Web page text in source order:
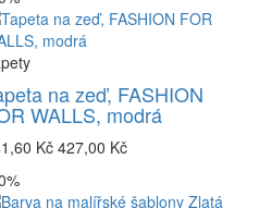
na zeď, FASHION
WALLS, modrá
Kč 427,00 Kč